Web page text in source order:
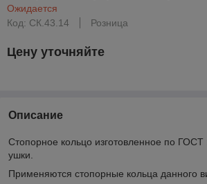
Ожидается
Код: CК.43.14
Розница
Цену уточняйте
Описание
Стопорное кольцо изготовленное по
ушки.
Применяются стопорные кольца данного